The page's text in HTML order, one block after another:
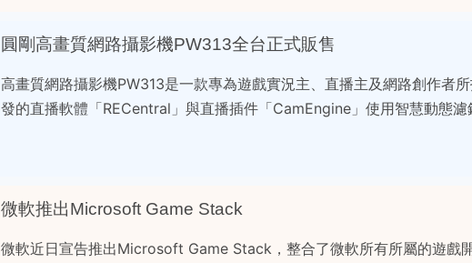
圓剛高畫質網路攝影機PW313全台正式販售
高畫質網路攝影機PW313是一款專為遊戲實況主、直播主及網路創作者
發的直播軟體「RECentral」與直播插件「CamEngine」使用智慧動態
微軟推出Microsoft Game Stack
微軟近日宣告推出Microsoft Game Stack，整合了微軟所有所屬的遊戲